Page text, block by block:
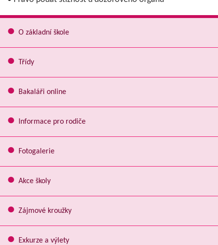
O základní škole
Třídy
Bakaláři online
Informace pro rodiče
Fotogalerie
Akce školy
Zájmové kroužky
Exkurze a výlety